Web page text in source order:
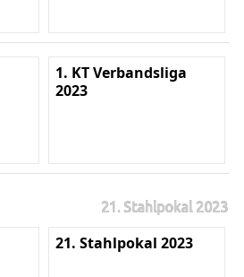
1. KT Verbandsliga
2023
21. Stahlpokal 2023
21. Stahlpokal 2023